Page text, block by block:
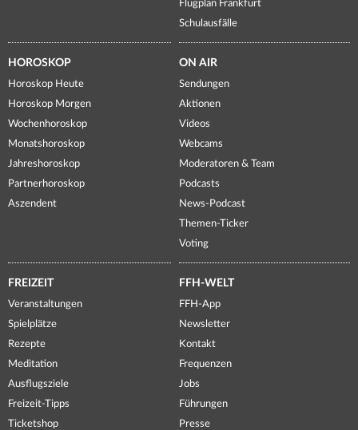
Flugplan Frankfurt
Schulausfälle
HOROSKOP
Horoskop Heute
Horoskop Morgen
Wochenhoroskop
Monatshoroskop
Jahreshoroskop
Partnerhoroskop
Aszendent
ON AIR
Sendungen
Aktionen
Videos
Webcams
Moderatoren & Team
Podcasts
News-Podcast
Themen-Ticker
Voting
FREIZEIT
Veranstaltungen
Spielplätze
Rezepte
Meditation
Ausflugsziele
Freizeit-Tipps
Ticketshop
FFH-WELT
FFH-App
Newsletter
Kontakt
Frequenzen
Jobs
Führungen
Presse